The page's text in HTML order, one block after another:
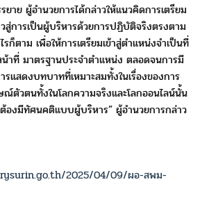
ยาย ผู้อำนวยการได้กล่าวให้แนวคิดการเตรียม
สู่การเป็นผู้บริหารด้วยการปฏิบัติจริงตรงตาม
ก็ตาม เพื่อให้การเตรียมเข้าสู่ตำแหน่งจำเป็นที่
าที่ มาตรฐานประจำตำแหน่ง ตลอดจนการมี
แสดงบทบาทที่เหมาะสมทั้งในเรื่องของการ
ตัวตนทั้งในโลกความจริงและโลกออนไลน์นั้น
องมีทัศนคติแบบผู้บริหาร” ผู้อำนวยการกล่าว
2025/04/09/ผอ-สพม-